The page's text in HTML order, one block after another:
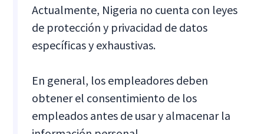
Actualmente, Nigeria no cuenta con leyes
de protección y privacidad de datos
específicas y exhaustivas.
En general, los empleadores deben
obtener el consentimiento de los
empleados antes de usar y almacenar la